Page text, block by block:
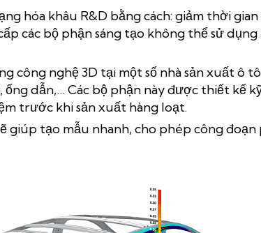
hóa khâu R&D bằng cách: giảm thời
các bộ phận sáng tạo không thể sử
công nghệ 3D tại một số nhà sản xuất ô
ống dẫn,… Các bộ phận này được thiết kế
trước khi sản xuất hàng loạt.
giúp tạo mẫu nhanh, cho phép công